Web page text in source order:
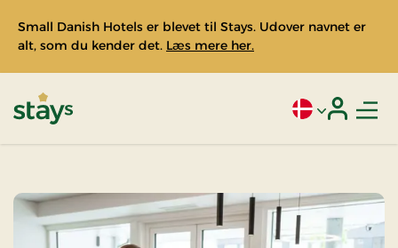
Small Danish Hotels er blevet til Stays. Udover navnet er
alt, som du kender det. Læs mere her.
Aktivt sprog: